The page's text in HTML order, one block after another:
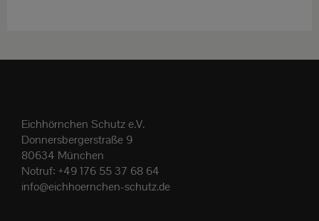
können
auf
der
Produktseite
Eichhörnchen Schutz e.V.
Donnersbergerstraße 9
80634 München
Notruf: +49 176 55 37 68 64
info@eichhoernchen-schutz.de